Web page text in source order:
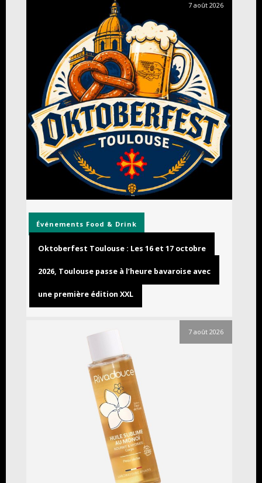
7 août 2026
Événements Food & Drink
Oktoberfest Toulouse : Les 16 et 17 octobre
2026, Toulouse passe à l’heure bavaroise avec
une première édition XXL
7 août 2026